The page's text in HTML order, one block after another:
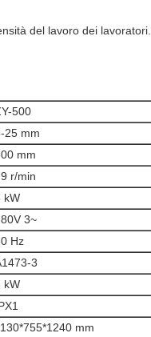
del lavoro dei lavoratori.
500
25 mm
mm
r/min
kW
3~
Hz
3
kW
mm